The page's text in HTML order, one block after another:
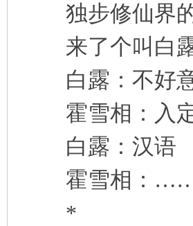
独步修仙界的
来了个叫白露
白露：不好意
霍雪相：入
白露：汉语
霍雪相：
*